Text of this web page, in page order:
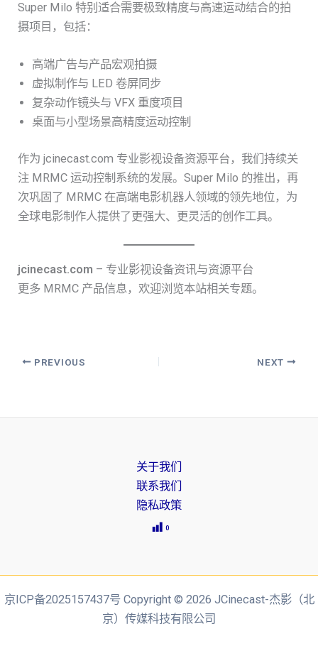
Super Milo 特别适合需要极致精度与高速运动结合的拍
摄项目，包括：
高端广告与产品宏观拍摄
虚拟制作与 LED 卷屏同步
复杂动作镜头与 VFX 重度项目
桌面与小型场景高精度运动控制
作为 jcinecast.com 专业影视设备资源平台，我们持续关
注 MRMC 运动控制系统的发展。Super Milo 的推出，再
次巩固了 MRMC 在高端电影机器人领域的领先地位，为
全球电影制作人提供了更强大、更灵活的创作工具。
jcinecast.com – 专业影视设备资讯与资源平台
更多 MRMC 产品信息，欢迎浏览本站相关专题。
PREVIOUS NEXT
关于我们
联系我们
隐私政策
0
京ICP备2025157437号 Copyright © 2026 JCinecast-杰影（北
京）传媒科技有限公司